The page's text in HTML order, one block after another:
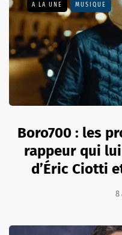
A LA UNE MUSIQUE
Boro700 : les
rappeur qui
d’Éric Ciotti
8